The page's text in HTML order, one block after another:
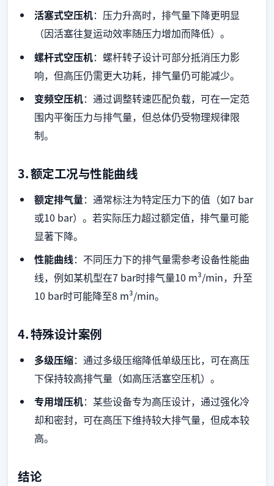
活塞式空压机：压力升高时，排气量下降更明显
（因活塞往复运动效率随压力增加而降低）。
螺杆式空压机：螺杆转子设计可部分抵消压力影
响，但高压仍需更大功耗，排气量仍可能减少。
变频空压机：通过调整转速匹配负载，可在一定范
围内平衡压力与排气量，但总体仍受物理规律限
制。
3. 额定工况与性能曲线
额定排气量：通常标注为特定压力下的值（如7 bar
或10 bar）。若实际压力超过额定值，排气量可能
显著下降。
性能曲线：不同压力下的排气量需参考设备性能曲
线，例如某机型在7 bar时排气量10 m³/min，升至
10 bar时可能降至8 m³/min。
4. 特殊设计案例
多级压缩：通过多级压缩降低单级压比，可在高压
下保持较高排气量（如高压活塞空压机）。
专用增压机：某些设备专为高压设计，通过强化冷
却和密封，可在高压下维持较大排气量，但成本较
高。
结论